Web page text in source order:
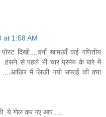
at 1:58 AM
दिखी....वर्ना खामखाँ कई गणितीय
.हंसने से पहले भी चार प्रमेय के बारे में
में लिखी गयी सफाई की क्या
.ये गोल कर गए आप.....